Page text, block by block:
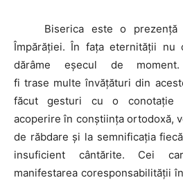
Biserica este o prezență
Împărăției. În fața eternității
dărâme eșecul de
fi trase multe învățături din
făcut gesturi cu o conotație
acoperire în conștiința ortodoxă,
de răbdare și la semnificația
insuficient cântărite. Cei
manifestarea coresponsabilității